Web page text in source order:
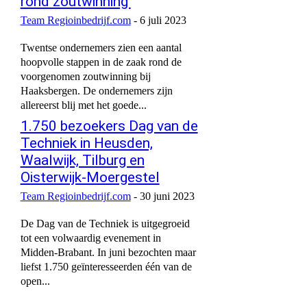
Team Regioinbedrijf.com - 6 juli 2023
Twentse ondernemers zien een aantal
hoopvolle stappen in de zaak rond de
voorgenomen zoutwinning bij
Haaksbergen. De ondernemers zijn
allereerst blij met het goede...
1.750 bezoekers Dag van de
Techniek in Heusden,
Waalwijk, Tilburg en
Oisterwijk-Moergestel
Team Regioinbedrijf.com - 30 juni 2023
De Dag van de Techniek is uitgegroeid
tot een volwaardig evenement in
Midden-Brabant. In juni bezochten maar
liefst 1.750 geïnteresseerden één van de
open...